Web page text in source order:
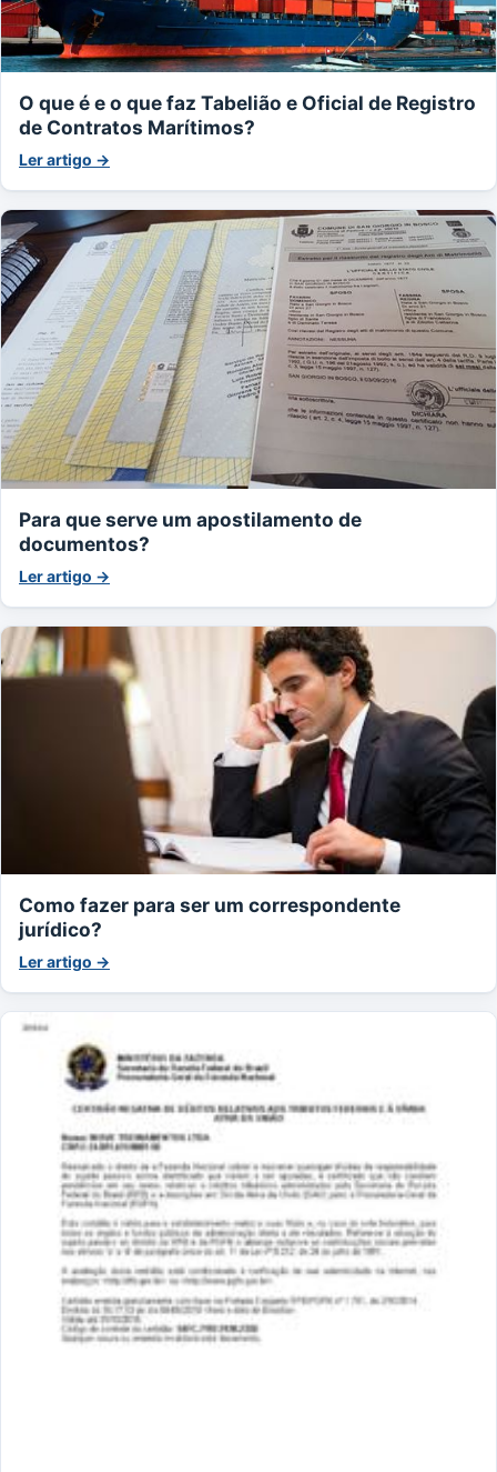
O que é e o que faz Tabelião e Oficial de Registro
de Contratos Marítimos?
Ler artigo →
Para que serve um apostilamento de
documentos?
Ler artigo →
Como fazer para ser um correspondente
jurídico?
Ler artigo →